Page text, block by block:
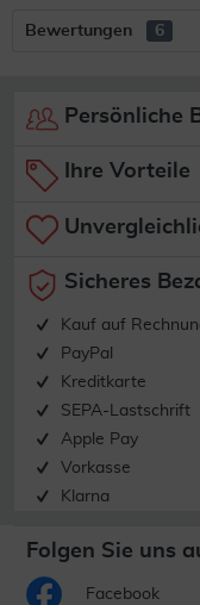
Bewertungen 6
Persönliche
Ihre Vorteile
Sicheres
Kauf auf
PayPal
Kreditkarte
SEPA-Lastschrift
Apple Pay
Vorkasse
Klarna
Folgen Sie uns
Facebook